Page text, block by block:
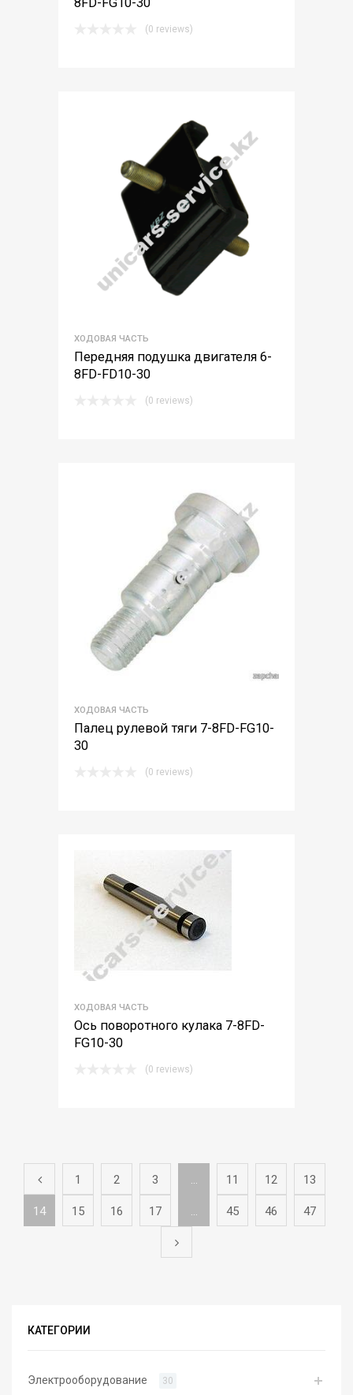
(0 reviews)
ХОДОВАЯ ЧАСТЬ
Передняя подушка двигателя 6-
8FD-FD10-30
(0 reviews)
ХОДОВАЯ ЧАСТЬ
Палец рулевой тяги 7-8FD-FG10-
30
(0 reviews)
ХОДОВАЯ ЧАСТЬ
Ось поворотного кулака 7-8FD-
FG10-30
(0 reviews)
1 2 3 … 11 12 13
14 15 16 17 … 45 46 47
КАТЕГОРИИ
Электрооборудование 30